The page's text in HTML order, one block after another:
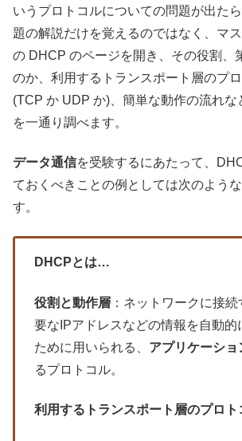
いうプロトコルについての問題が出た
題の解説だけを覚えるのではなく、マ
の DHCP のページを開き、その役割、
のか、利用するトランスポート層のプ
(TCP か UDP か)、簡単な動作の流れな
を一通り調べます。
データ通信を受験するにあたって、
ておくべきことの例としては次のよう
す。
DHCPとは…
役割と動作層 ：ネットワークに接
要なIPアドレスなどの情報を自動的
ために用いられる、 アプリケーショ
るプロトコル。
利用するトランスポート層のプロト